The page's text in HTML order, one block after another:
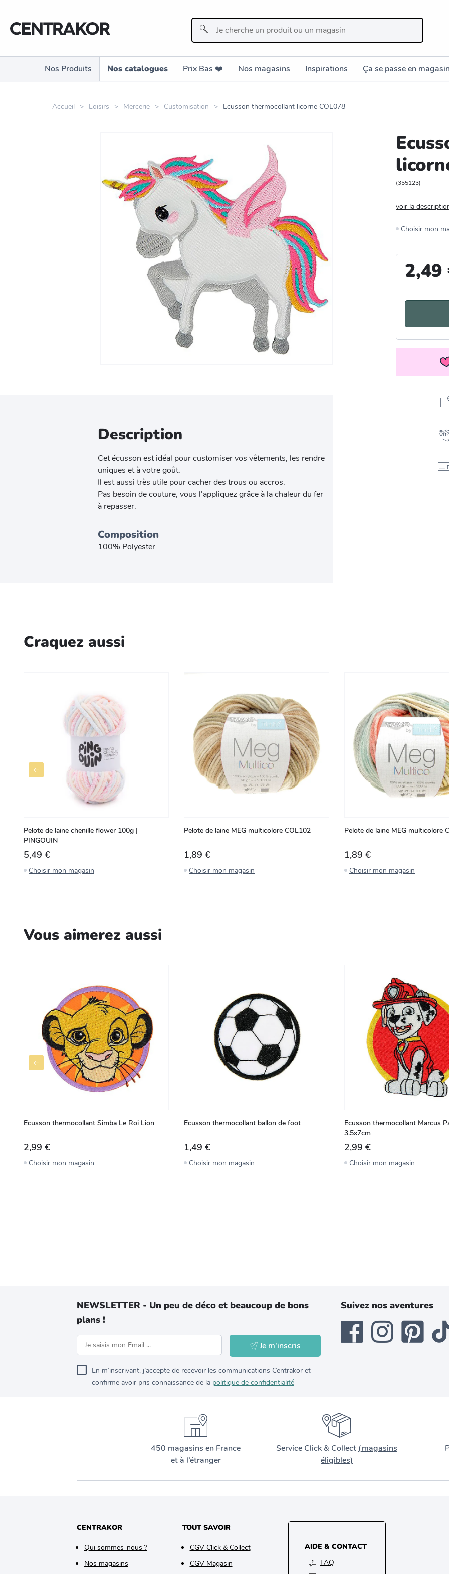
Nos Produits Nos catalogues Prix Bas ❤️️ Nos magasins Inspirations Ça se passe en magasin
Accueil Loisirs Mercerie Customisation Ecusson thermocollant licorne COL078
Zoomer sur l'image
Description
Cet écusson est idéal pour customiser vos vêtements, les rendre
uniques et à votre goût.
Il est aussi très utile pour cacher des trous ou accros.
Pas besoin de couture, vous l'appliquez grâce à la chaleur du fer
à repasser.
Composition
100% Polyester
(355123)
voir la
Choisir mon
2,49
Craquez aussi
Pelote de laine chenille flower 100g |
PINGOUIN
5,49 €
Choisir mon magasin
Pelote de laine MEG multicolore COL102
1,89 €
Choisir mon magasin
Pelote de laine MEG multicolore
1,89 €
Choisir mon magasin
Vous aimerez aussi
Ecusson thermocollant Simba Le Roi Lion
2,99 €
Choisir mon magasin
Ecusson thermocollant ballon de foot
1,49 €
Choisir mon magasin
Ecusson thermocollant Marcus
3.5x7cm
2,99 €
Choisir mon magasin
NEWSLETTER - Un peu de déco et beaucoup de bons
plans !
Je m'inscris
En m’inscrivant, j’accepte de recevoir les communications Centrakor et
confirme avoir pris connaissance de la politique de confidentialité
Suivez nos aventures
450 magasins en France
et à l’étranger
Service Click & Collect (magasins
éligibles)
CENTRAKOR
Qui sommes-nous ?
Nos magasins
TOUT SAVOIR
CGV Click & Collect
CGV Magasin
AIDE & CONTACT
FAQ